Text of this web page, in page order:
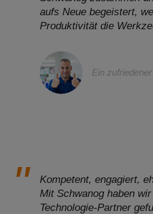
Ein
aufs Neue begeistert,
Produktivität die
Kompetent, engagiert,
Mit Schwanog haben
Technologie-Partner